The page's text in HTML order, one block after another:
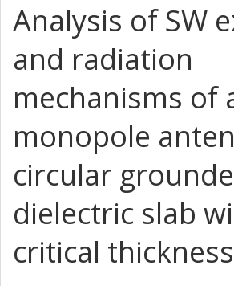
Analysis of SW
and radiation
mechanisms of
monopole
circular
dielectric slab
critical thickness